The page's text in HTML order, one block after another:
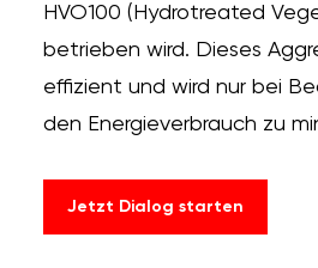
HVO100 (Hydrotreated
betrieben wird. Dieses
effizient und wird nur bei
den Energieverbrauch zu
Jetzt Dialog starten